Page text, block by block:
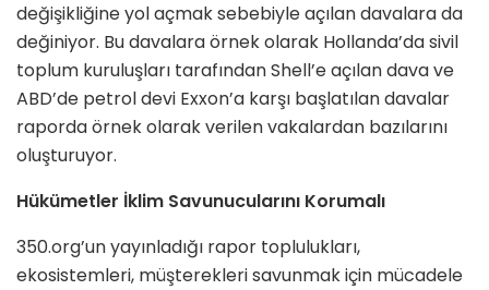
değişikliğine yol açmak sebebiyle açılan davalara da
değiniyor. Bu davalara örnek olarak Hollanda’da sivil
toplum kuruluşları tarafından Shell’e açılan dava ve
ABD’de petrol devi Exxon’a karşı başlatılan davalar
raporda örnek olarak verilen vakalardan bazılarını
oluşturuyor.
Hükümetler İklim Savunucularını Korumalı
350.org’un yayınladığı rapor toplulukları,
ekosistemleri, müşterekleri savunmak için mücadele